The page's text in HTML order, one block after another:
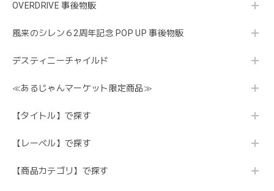
OVERDRIVE 事後物販
風来のシレン６2周年記念 POP UP 事後物販
デスティニーチャイルド
≪あるじゃんマーケット限定商品≫
【タイトル】で探す
【レーベル】で探す
【商品カテゴリ】で探す